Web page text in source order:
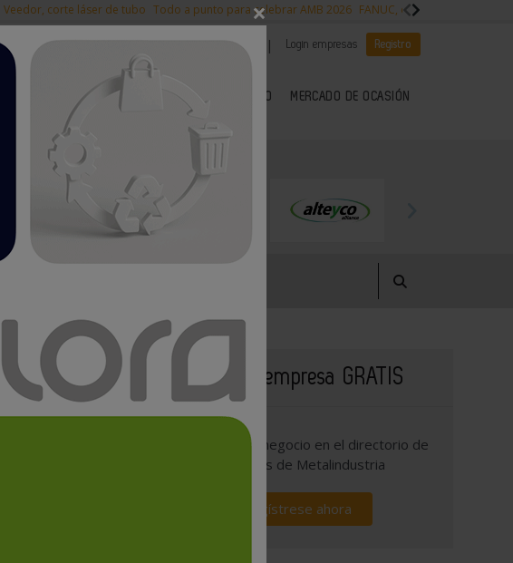
Veedor, corte láser de tubo Todo a punto para celebrar AMB 2026 FANUC, colaboración con
| Es noticia | CANAL EMPLEO | Login empresas Registro
EMPRESAS DEL SECTOR DEL METAL KIOSCO MERCADO DE OCASIÓN
Publique su empresa GRATIS
Promocione su negocio en el directorio de
empresas de Metalindustria
Regístrese ahora
×